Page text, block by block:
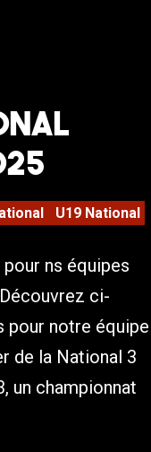
U19 National
ns équipes
ci-
pour notre équipe
de la National 3
un championnat